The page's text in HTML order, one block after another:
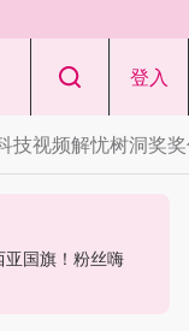
登入
技视频解忧树洞奖
镜！徐彬出演神
国旗！粉丝嗨
示范最强公关应对